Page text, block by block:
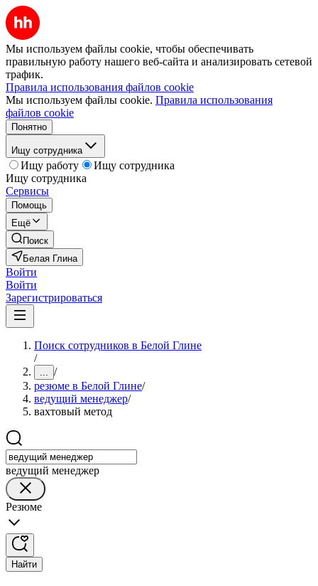
Мы используем файлы cookie, чтобы обеспечивать
правильную работу нашего веб-сайта и анализировать сетевой
трафик.
Правила использования файлов cookie
Мы используем файлы cookie. Правила использования
файлов cookie
Понятно
Ищу сотрудника
Ищу работу
Ищу сотрудника
Ищу сотрудника
Сервисы
Помощь
Ещё
Поиск
Белая Глина
Войти
Войти
Зарегистрироваться
Поиск сотрудников в Белой Глине
/
... /
резюме в Белой Глине/
ведущий менеджер/
вахтовый метод
ведущий менеджер
Резюме
Найти